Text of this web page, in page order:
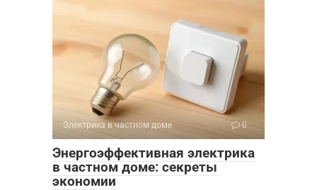
Электрика в частном доме 0
Энергоэффективная электрика
в частном доме: секреты
экономии